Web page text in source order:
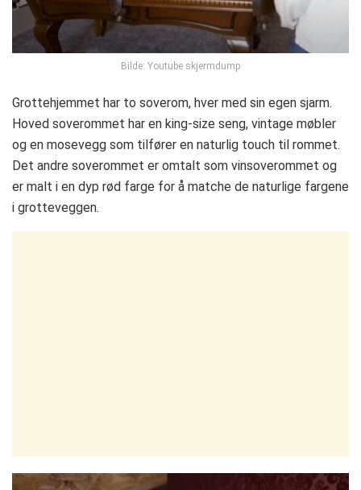
Bilde: Youtube skjermdump
Grottehjemmet har to soverom, hver med sin egen sjarm.
Hoved soverommet har en king-size seng, vintage møbler
og en mosevegg som tilfører en naturlig touch til rommet.
Det andre soverommet er omtalt som vinsoverommet og
er malt i en dyp rød farge for å matche de naturlige fargene
i grotteveggen.